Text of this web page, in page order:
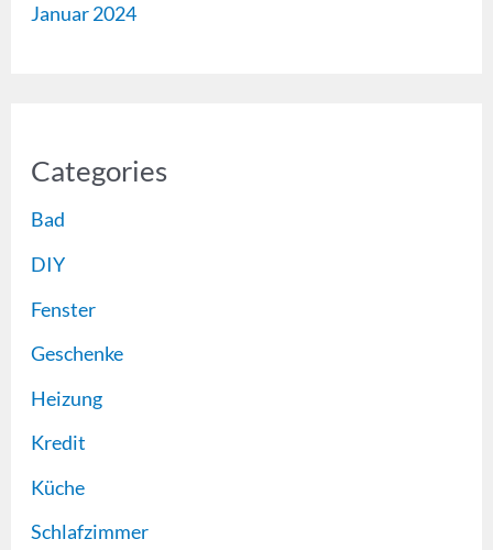
Januar 2024
Categories
Bad
DIY
Fenster
Geschenke
Heizung
Kredit
Küche
Schlafzimmer